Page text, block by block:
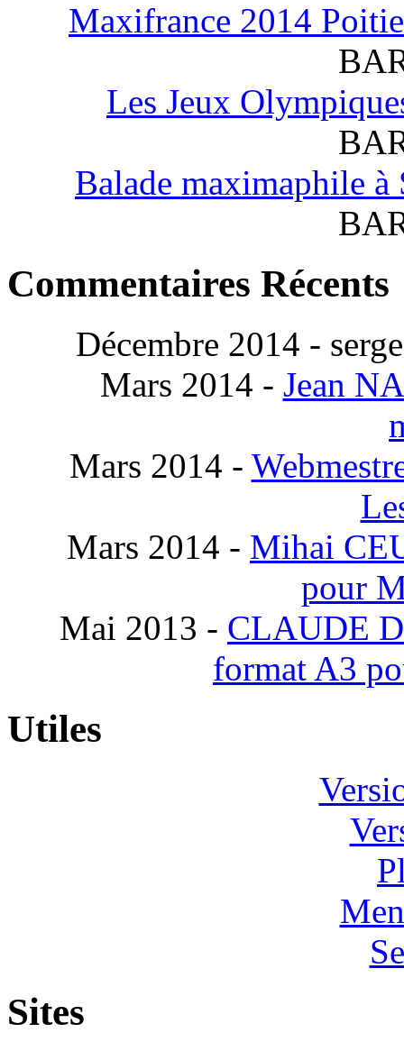
Maxifrance 2014
Les Jeux
Balade maximaphile à
Commentaires Récents
Décembre 2014 -
Mars 2014 - Jean
Mars 2014 -
Mars 2014 - Mihai
pour
Mai 2013 - CLAUDE
format A3
Utiles
Sites